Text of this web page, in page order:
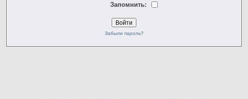
Запомнить:
Забыли пароль?